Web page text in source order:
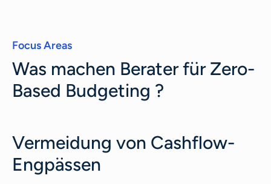
Focus Areas
Was machen Berater für Zero-
Based Budgeting ?
Vermeidung von Cashflow-
Engpässen